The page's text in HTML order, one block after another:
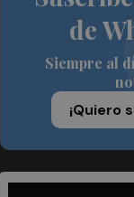
de
Siempre al
¡Quiero